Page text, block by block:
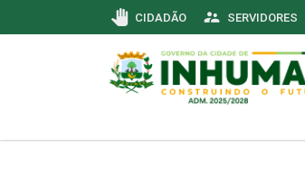
pan_tool CIDADÃO supervisor_account SERVIDORES